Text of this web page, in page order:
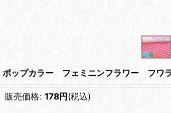
ポップカラー フェミニンフラワー フワ
販売価格: 178円(税込)